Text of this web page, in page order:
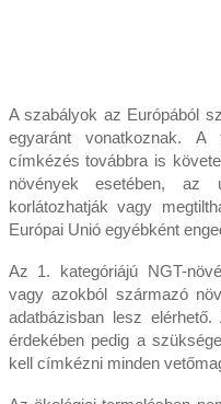
A szabályok az Európából
egyaránt vonatkoznak. A
címkézés továbbra is
növények esetében,
korlátozhatják vagy
Európai Unió egyébként
Az 1. kategóriájú NGT-
vagy azokból származó
adatbázisban lesz
érdekében pedig a
kell címkézni minden